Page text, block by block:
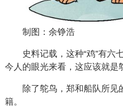
制图：余铮浩
史料记载，这种“鸡”有六
今人的眼光来看，这应该就是
除了鸵鸟，郑和船队所见
籍。